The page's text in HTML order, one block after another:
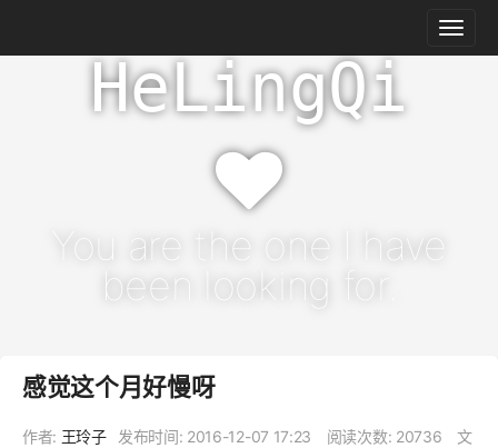
HeLingQi
You are the one I have
been looking for.
感觉这个月好慢呀
作者: 王玲子 发布时间: 2016-12-07 17:23 阅读次数: 20736
文